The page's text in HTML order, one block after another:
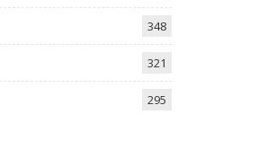
348
321
295